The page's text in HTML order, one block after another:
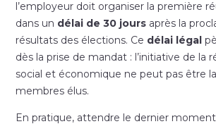
l’employeur doit organiser la première
dans un délai de 30 jours après la
résultats des élections. Ce délai légal
dès la prise de mandat : l’initiative de la
social et économique ne peut pas être
membres élus.
En pratique, attendre le dernier